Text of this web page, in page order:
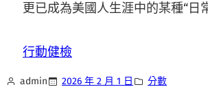
更已成為美國人生涯中的某種“日
行動健檢
admin 2026 年 2 月 1 日 分數